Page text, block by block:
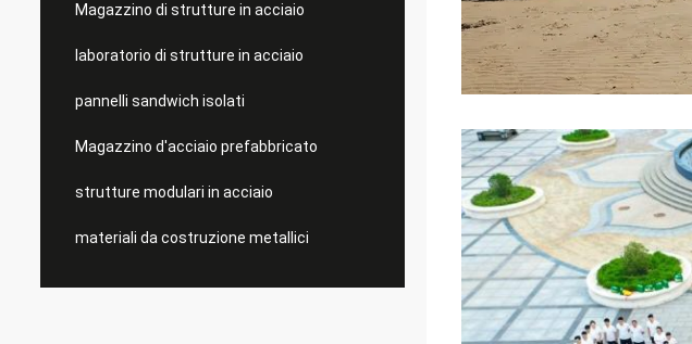
Magazzino di strutture in acciaio
laboratorio di strutture in acciaio
pannelli sandwich isolati
Magazzino d'acciaio prefabbricato
strutture modulari in acciaio
materiali da costruzione metallici